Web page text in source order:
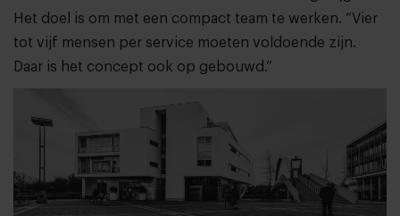
Het doel is om met een compact team te werken. “Vier
tot vijf mensen per service moeten voldoende zijn.
Daar is het concept ook op gebouwd.”